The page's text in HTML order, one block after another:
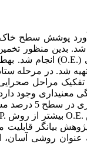
پوشش سطح
شد. بدین منظور
(
O.E.) انجام شد.
مراحل
معنی­داری وجود
تفاوت
O.E. بیشتر از روش
بیانگر
روشی آسان،